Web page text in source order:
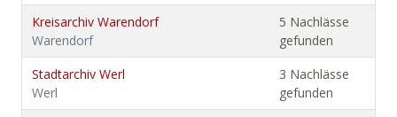
Kreisarchiv Warendorf
Warendorf
5 Nachlässe
gefunden
Stadtarchiv Werl
Werl
3 Nachlässe
gefunden